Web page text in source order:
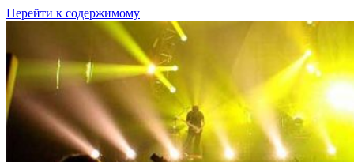
Перейти к содержимому